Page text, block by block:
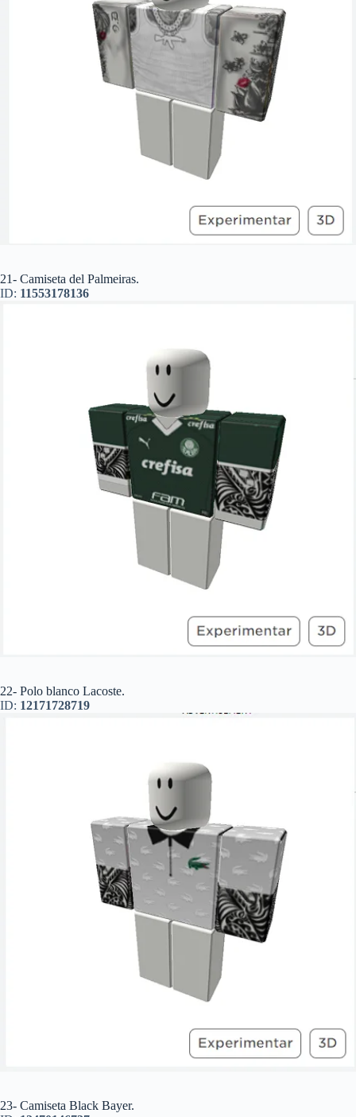
21- Camiseta del Palmeiras.
ID: 11553178136
22- Polo blanco Lacoste.
ID: 12171728719
23- Camiseta Black Bayer.